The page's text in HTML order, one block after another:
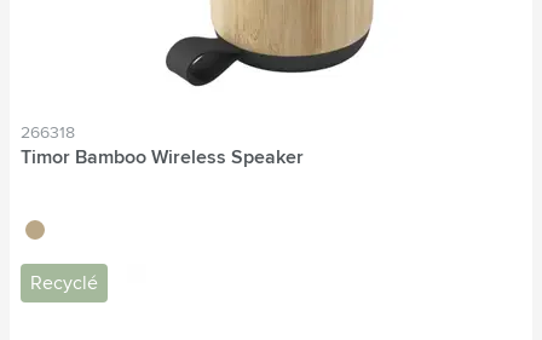
266318
Timor Bamboo Wireless Speaker
bambou
Recyclé